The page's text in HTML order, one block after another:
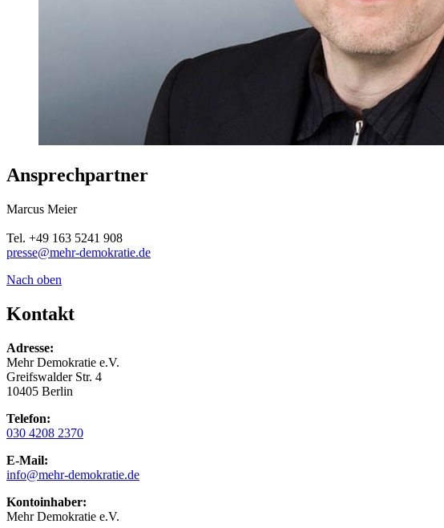
Ansprechpartner
Marcus Meier
Tel. +49 163 5241 908
presse@mehr-demokratie.de
Nach oben
Kontakt
Adresse:
Mehr Demokratie e.V.
Greifswalder Str. 4
10405 Berlin
Telefon:
030 4208 2370
E-Mail:
info@mehr-demokratie.de
Kontoinhaber:
Mehr Demokratie e.V.